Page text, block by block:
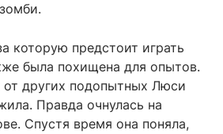
которую предстоит играть
была похищена для опытов.
от других подопытных Люси
Правда очнулась на
Спустя время она поняла,